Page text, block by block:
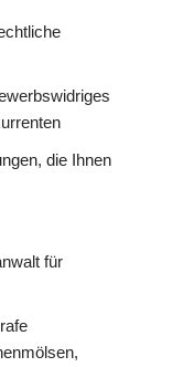
die Ihnen
für